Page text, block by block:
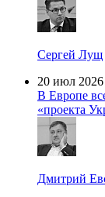
Сергей Лущ
20 июл 2026
В Европе
«проекта
Дмитрий